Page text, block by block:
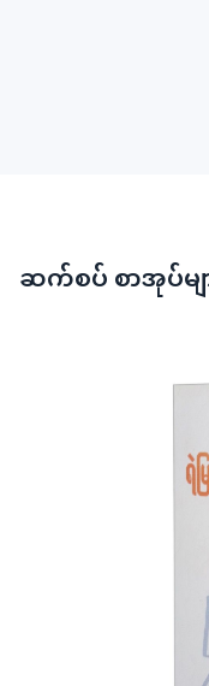
ဆက်စပ် စာအုပ်မျ